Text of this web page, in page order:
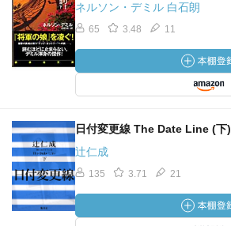
ネルソン・デミル 白石朗
65 3.48 11
日付変更線 The Date Line (下)
辻仁成
135 3.71 21